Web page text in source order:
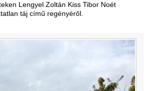
Lengyel Zoltán Kiss Tibor Noét
táj című regényéről.